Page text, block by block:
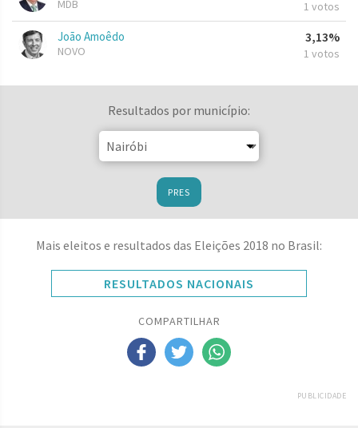
MDB 1 votos
João Amoêdo
NOVO
3,13%
1 votos
Resultados por município:
PRES
Mais eleitos e resultados das Eleições 2018 no Brasil:
RESULTADOS NACIONAIS
COMPARTILHAR
PUBLICIDADE